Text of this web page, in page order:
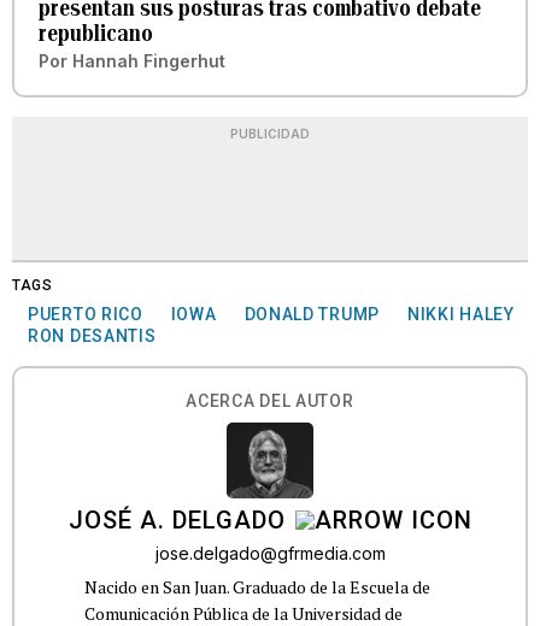
presentan sus posturas tras combativo debate
republicano
Por Hannah Fingerhut
PUBLICIDAD
TAGS
PUERTO RICO IOWA DONALD TRUMP
NIKKI HALEY
RON DESANTIS
ACERCA DEL AUTOR
JOSÉ A. DELGADO
jose.delgado@gfrmedia.com
Nacido en San Juan. Graduado de la Escuela de
Comunicación Pública de la Universidad de